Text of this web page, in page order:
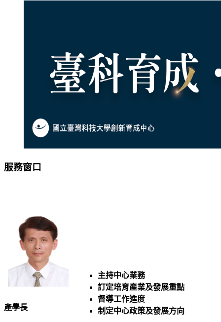
服務窗口
產學長
主持中心業務
訂定培育產業及發展重點
督導工作進度
制定中心政策及發展方向